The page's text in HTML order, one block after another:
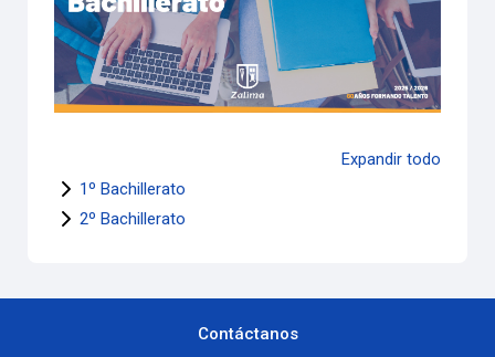
Expandir todo
1º Bachillerato
2º Bachillerato
Contáctanos